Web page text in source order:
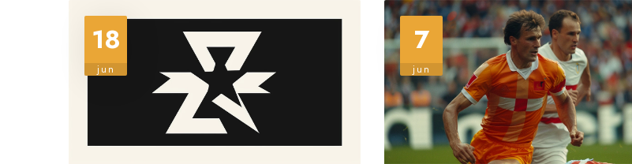
18
jun
7
jun